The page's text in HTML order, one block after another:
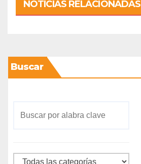
NOTICIAS RELACIONADAS
Buscar